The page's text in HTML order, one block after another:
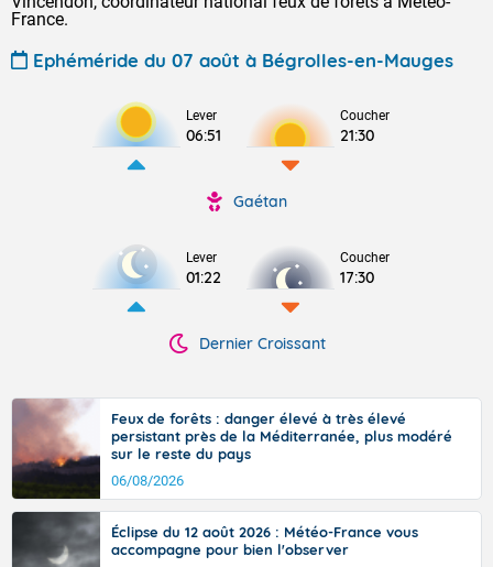
France.
Ephéméride du 07 août à Bégrolles-en-Mauges
Lever
06:51
Coucher
21:30
Gaétan
Lever
01:22
Coucher
17:30
Dernier Croissant
Feux de forêts : danger élevé à très élevé
persistant près de la Méditerranée, plus modéré
sur le reste du pays
06/08/2026
Éclipse du 12 août 2026 : Météo-France vous
accompagne pour bien l'observer